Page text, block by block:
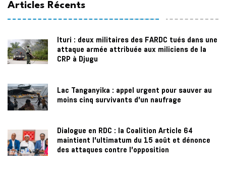
Articles Récents
Ituri : deux militaires des FARDC tués dans une
attaque armée attribuée aux miliciens de la
CRP à Djugu
Lac Tanganyika : appel urgent pour sauver au
moins cinq survivants d’un naufrage
Dialogue en RDC : la Coalition Article 64
maintient l’ultimatum du 15 août et dénonce
des attaques contre l’opposition